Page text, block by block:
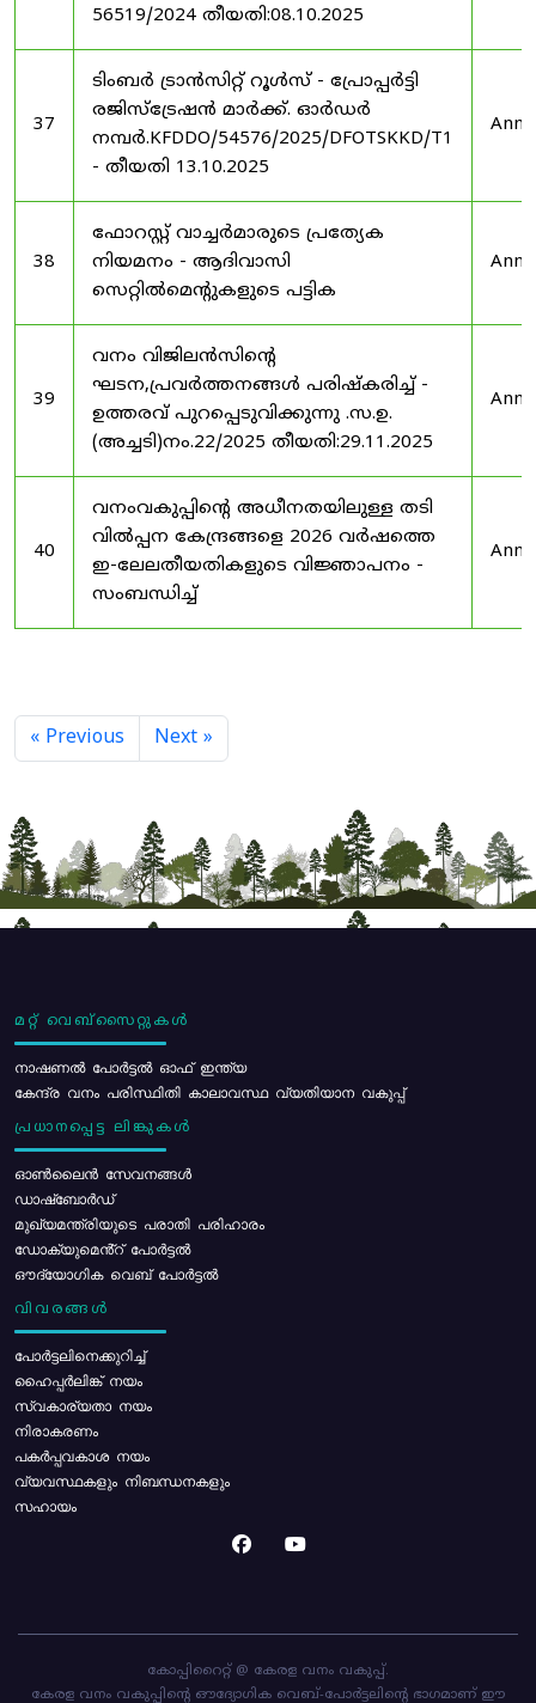
56519/2024 തീയതി:08.10.2025
37
ടിംബർ ട്രാൻസിറ്റ് റൂൾസ് - പ്രോപ്പർട്ടി
രജിസ്ട്രേഷൻ മാർക്ക്. ഓർഡർ
നമ്പർ.KFDDO/54576/2025/DFOTSKKD/T1
- തീയതി 13.10.2025
38
ഫോറസ്റ്റ് വാച്ചർമാരുടെ പ്രത്യേക
നിയമനം - ആദിവാസി
സെറ്റിൽമെന്റുകളുടെ പട്ടിക
39
വനം വിജിലൻസിന്റെ
ഘടന,പ്രവർത്തനങ്ങൾ പരിഷ്കരിച്ച് -
ഉത്തരവ് പുറപ്പെടുവിക്കുന്നു .സ.ഉ.
(അച്ചടി)നം.22/2025 തീയതി:29.11.2025
40
വനംവകുപ്പിന്റെ അധീനതയിലുള്ള തടി
വിൽപ്പന കേന്ദ്രങ്ങളെ 2026 വർഷത്തെ
ഇ-ലേലതീയതികളുടെ വിജ്ഞാപനം -
സംബന്ധിച്ച്
« Previous Next »
മറ്റ് വെബ്സൈറ്റുകൾ
നാഷണൽ പോർട്ടൽ ഓഫ് ഇന്ത്യ
കേന്ദ്ര വനം പരിസ്ഥിതി കാലാവസ്ഥ വ്യതിയാന വകുപ്പ്
പ്രധാനപ്പെട്ട ലിങ്കുകൾ
ഓൺലൈൻ സേവനങ്ങൾ
ഡാഷ്ബോർഡ്
മുഖ്യമന്ത്രിയുടെ പരാതി പരിഹാരം
ഡോക്യുമെൻ്റ് പോർട്ടൽ
ഔദ്യോഗിക വെബ് പോർട്ടൽ
വിവരങ്ങൾ
പോര്‍ട്ടലിനെക്കുറിച്ച്
ഹൈപ്പർലിങ്ക് നയം
സ്വകാര്യതാ നയം
നിരാകരണം
പകർപ്പവകാശ നയം
വ്യവസ്ഥകളും നിബന്ധനകളും
സഹായം
കോപ്പിറൈറ്റ് @ കേരള വനം വകുപ്പ്.
കേരള വനം വകുപ്പിന്റെ ഔദ്യോഗിക വെബ്-പോർട്ടലിന്റെ ഭാഗമാണ് ഈ